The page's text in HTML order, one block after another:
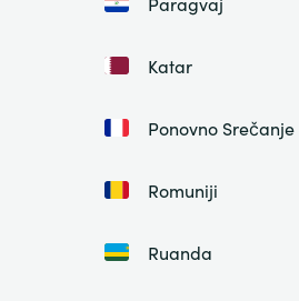
Katar
Ponovno Srečanje
Romuniji
Ruanda